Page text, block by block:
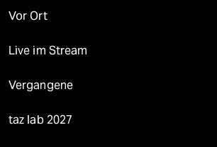
Vor Ort
Live im Stream
Vergangene
taz lab 2027